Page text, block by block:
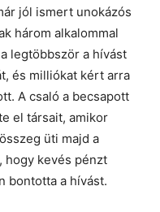
jól ismert unokázós
három alkalommal
legtöbbször a hívást
és milliókat kért arra
A csaló a becsapott
el társait, amikor
üti majd a
hogy kevés pénzt
bontotta a hívást.